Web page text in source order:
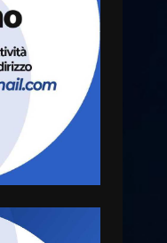
e la
“L’Albergo
è